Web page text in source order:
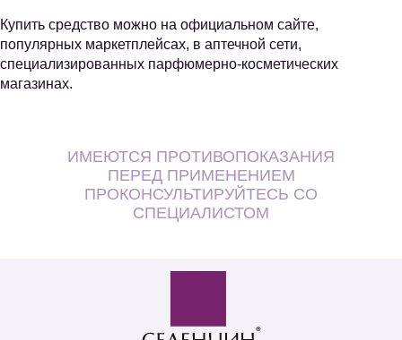
Купить средство можно на официальном сайте,
популярных маркетплейсах, в аптечной сети,
специализированных парфюмерно-косметических
магазинах.
ИМЕЮТСЯ ПРОТИВОПОКАЗАНИЯ
ПЕРЕД ПРИМЕНЕНИЕМ
ПРОКОНСУЛЬТИРУЙТЕСЬ СО
СПЕЦИАЛИСТОМ